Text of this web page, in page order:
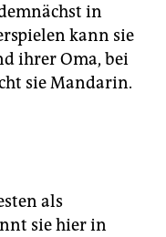
in
kann sie
ihrer Oma, bei
sie Mandarin.
als
sie hier in